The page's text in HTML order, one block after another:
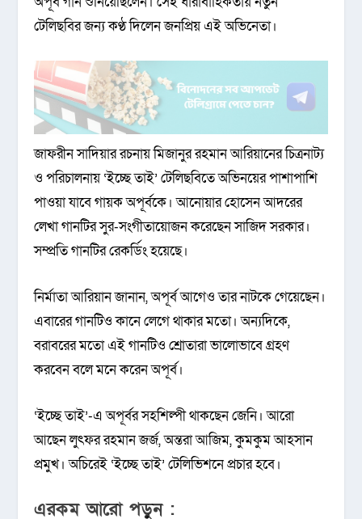
টেলিছবির জন্য কণ্ঠ দিলেন জনপ্রিয় এই অভিনেতা।
জাফরীন সাদিয়ার রচনায় মিজানুর রহমান আরিয়ানের চিত্রনাট্য
ও পরিচালনায় ‘ইচ্ছে তাই’ টেলিছবিতে অভিনয়ের পাশাপাশি
পাওয়া যাবে গায়ক অপূর্বকে। আনোয়ার হোসেন আদরের
লেখা গানটির সুর-সংগীতায়োজন করেছেন সাজিদ সরকার।
সম্প্রতি গানটির রেকর্ডিং হয়েছে।
নির্মাতা আরিয়ান জানান, অপূর্ব আগেও তার নাটকে গেয়েছেন।
এবারের গানটিও কানে লেগে থাকার মতো। অন্যদিকে,
বরাবরের মতো এই গানটিও শ্রোতারা ভালোভাবে গ্রহণ
করবেন বলে মনে করেন অপূর্ব।
‌‘ইচ্ছে তাই’-এ অপূর্বর সহশিল্পী থাকছেন জেনি। আরো
আছেন লুৎফর রহমান জর্জ, অন্তরা আজিম, কুমকুম আহসান
প্রমুখ। অচিরেই ‘ইচ্ছে তাই’ টেলিভিশনে প্রচার হবে।
এরকম আরো পড়ুন :